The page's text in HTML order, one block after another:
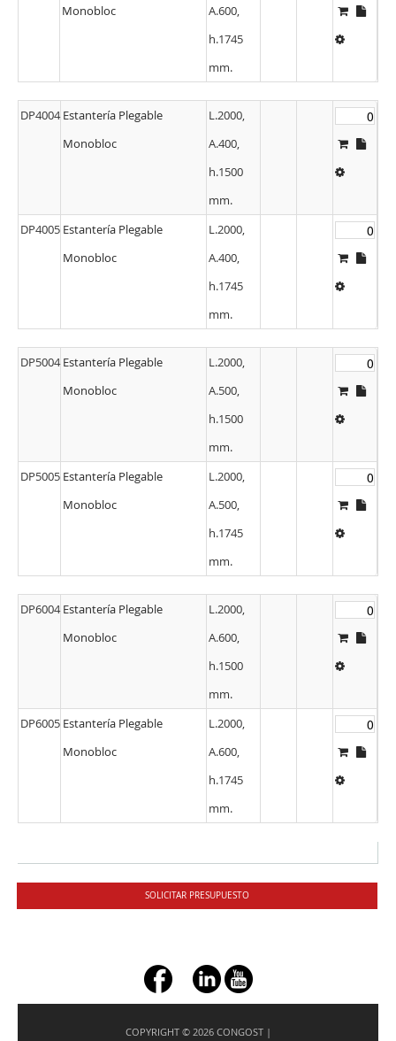
Monobloc
A.600,
h.1745
mm.
DP4004 Estantería Plegable
Monobloc
L.2000,
A.400,
h.1500
mm.
DP4005 Estantería Plegable
Monobloc
L.2000,
A.400,
h.1745
mm.
DP5004 Estantería Plegable
Monobloc
L.2000,
A.500,
h.1500
mm.
DP5005 Estantería Plegable
Monobloc
L.2000,
A.500,
h.1745
mm.
DP6004 Estantería Plegable
Monobloc
L.2000,
A.600,
h.1500
mm.
DP6005 Estantería Plegable
Monobloc
L.2000,
A.600,
h.1745
mm.
SOLICITAR PRESUPUESTO
+ç
COPYRIGHT © 2026 CONGOST |